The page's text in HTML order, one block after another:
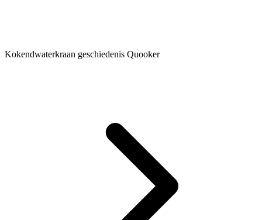
Kokendwaterkraan geschiedenis Quooker